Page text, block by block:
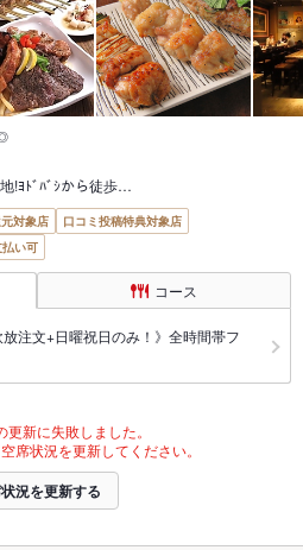
!ﾖﾄﾞﾊﾞｼから徒歩…
対象店
口コミ投稿特典対象店
い可
コース
注文+日曜祝日のみ！》全時間帯フ
更新に失敗しました。
席状況を更新してください。
況を更新する